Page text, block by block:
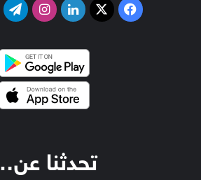
فيسبوك
‫X لينكدإن
تحدثنا